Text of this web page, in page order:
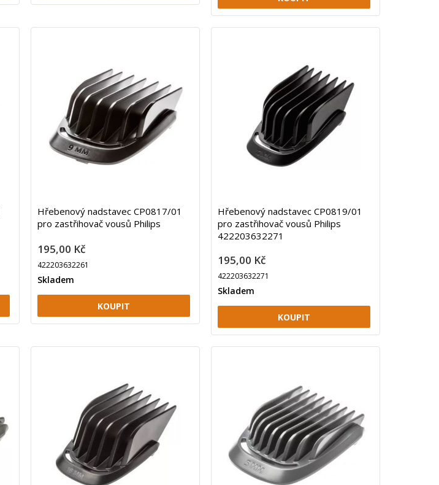
Hřebenový nadstavec CP0817/01
pro zastřihovač vousů Philips
195,00 Kč
422203632261
Skladem
Hřebenový nadstavec CP0819/01
pro zastřihovač vousů Philips
422203632271
195,00 Kč
422203632271
Skladem